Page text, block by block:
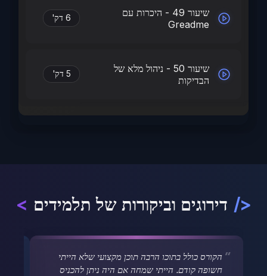
שיעור 49 - היכרות עם
Greadme
6 דק'
שיעור 50 - ניהול מלא של
הבדיקות
5 דק'
</ דירוגים וביקורות של תלמידים >
הקורס כולל בתוכו הרבה תוכן מקצועי שלא הייתי
חשופה קודם. הייתי שמחה אם היה ניתן להכניס